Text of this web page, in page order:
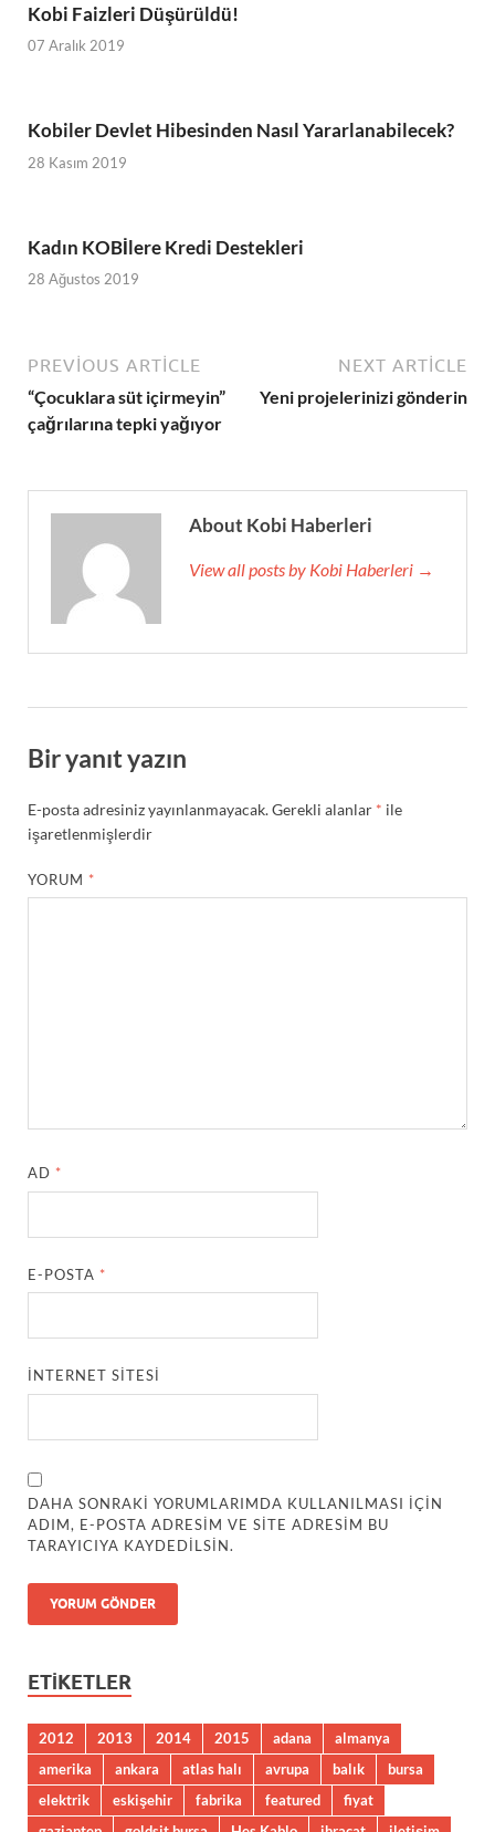
Kobi Faizleri Düşürüldü!
07 Aralık 2019
Kobiler Devlet Hibesinden Nasıl Yararlanabilecek?
28 Kasım 2019
Kadın KOBİlere Kredi Destekleri
28 Ağustos 2019
PREVIOUS ARTICLE
“Çocuklara süt içirmeyin”
çağrılarına tepki yağıyor
NEXT ARTICLE
Yeni projelerinizi gönderin
About Kobi Haberleri
View all posts by Kobi Haberleri →
Bir yanıt yazın
E-posta adresiniz yayınlanmayacak.Gerekli alanlar * ile
işaretlenmişlerdir
YORUM *
AD *
E-POSTA *
İNTERNET SITESI
DAHA SONRAKI YORUMLARIMDA KULLANILMASI IÇIN
ADIM, E-POSTA ADRESIM VE SITE ADRESIM BU
TARAYICIYA KAYDEDILSIN.
ETIKETLER
2012 2013 2014 2015 adana
almanya
amerika
ankara atlas halı avrupa balık
bursa
elektrik
eskişehir fabrika featured
fiyat